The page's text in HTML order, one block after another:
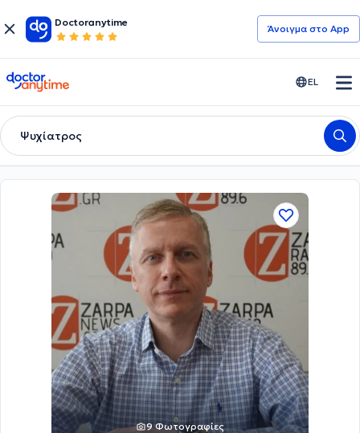
Doctoranytime
Άνοιγμα στο App
doctoranytime EL
Ψυχίατρος
9 Φωτογραφίες